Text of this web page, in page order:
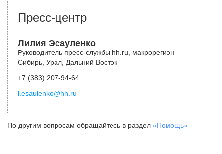
Пресс-центр
Лилия Эсауленко
Руководитель пресс-службы hh.ru, макрорегион
Сибирь, Урал, Дальний Восток
+7 (383) 207-94-64
l.esaulenko@hh.ru
По другим вопросам обращайтесь в раздел «Помощь»